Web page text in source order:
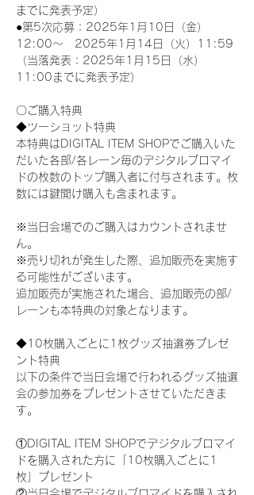
までに発表予定）
●第5次応募：2025年1月10日（金）
12:00～　2025年1月14日（火）11:59
（当落発表：2025年1月15日（水）
11:00までに発表予定）
〇ご購入特典
◆ツーショット特典
本特典はDIGITAL ITEM SHOPでご購入いた
だいた各部/各レーン毎のデジタルブロマイ
ドの枚数のトップ購入者に付与されます。枚
数には鍵開け購入も含まれます。
※当日会場でのご購入はカウントされませ
ん。
※売り切れが発生した際、追加販売を実施す
る可能性がございます。
追加販売が実施された場合、追加販売の部/
レーンも本特典の対象となります。
◆10枚購入ごとに1枚グッズ抽選券プレゼ
ント特典
以下の条件で当日会場で行われるグッズ抽選
会の参加券をプレゼントさせていただきま
す。
①DIGITAL ITEM SHOPでデジタルブロマイ
ドを購入された方に「10枚購入ごとに1
枚」プレゼント